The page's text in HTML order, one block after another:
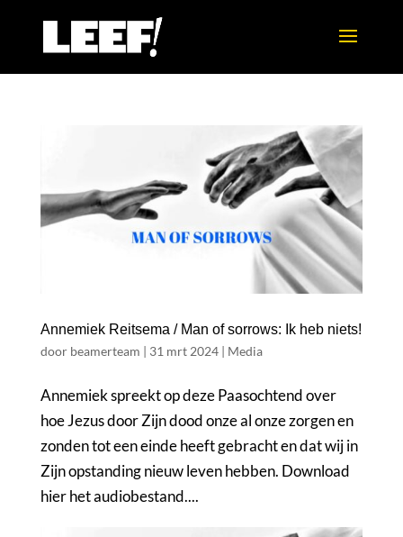
Annemiek Reitsema / Man of sorrows: Ik heb niets!
door beamerteam | 31 mrt 2024| Media
Annemiek spreekt op deze Paasochtend over
hoe Jezus door Zijn dood onze al onze zorgen en
zonden tot een einde heeft gebracht en dat wij in
Zijn opstanding nieuw leven hebben. Download
hier het audiobestand....